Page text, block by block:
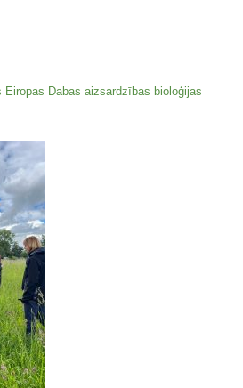
Eiropas Dabas aizsardzības bioloģijas